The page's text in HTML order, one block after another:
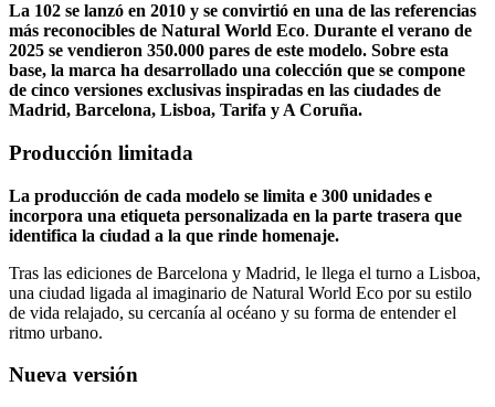
La 102 se lanzó en 2010 y se convirtió en una de las referencias
más reconocibles de Natural World Eco. Durante el verano de
2025 se vendieron 350.000 pares de este modelo. Sobre esta
base, la marca ha desarrollado una colección que se compone
de cinco versiones exclusivas inspiradas en las ciudades de
Madrid, Barcelona, Lisboa, Tarifa y A Coruña.
Producción limitada
La producción de cada modelo se limita e 300 unidades e
incorpora una etiqueta personalizada en la parte trasera que
identifica la ciudad a la que rinde homenaje.
Tras las ediciones de Barcelona y Madrid, le llega el turno a Lisboa,
una ciudad ligada al imaginario de Natural World Eco por su estilo
de vida relajado, su cercanía al océano y su forma de entender el
ritmo urbano.
Nueva versión